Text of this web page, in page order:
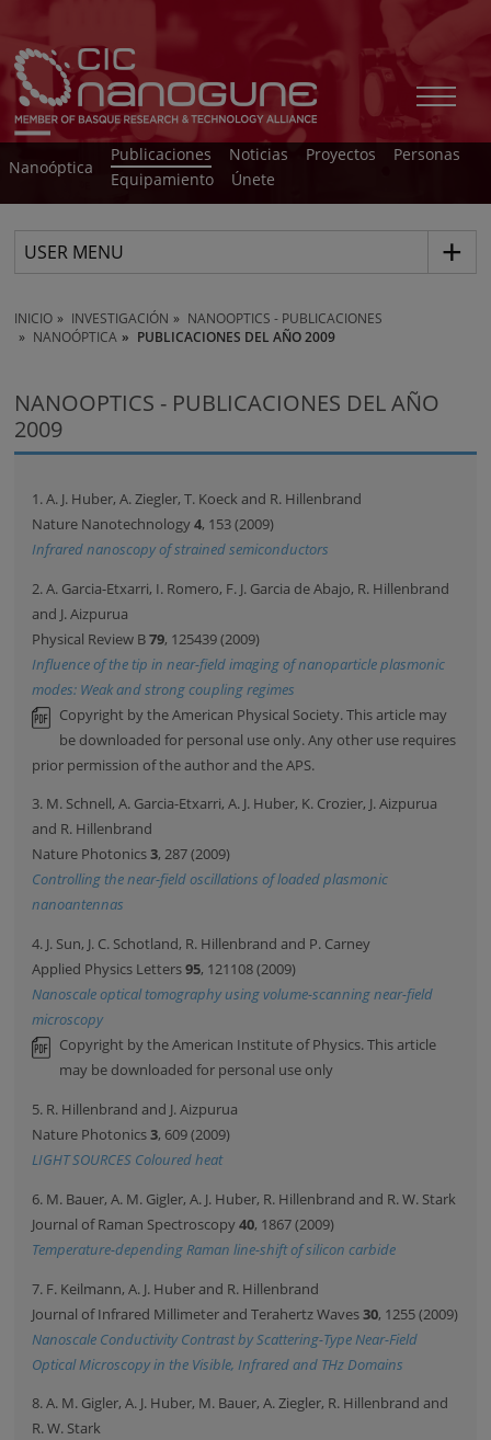
Nanoóptica
Publicaciones Noticias Proyectos
Personas
Equipamiento
Únete
USER MENU
INICIO INVESTIGACIÓN
NANOOPTICS - PUBLICACIONES
NANOÓPTICA
PUBLICACIONES DEL AÑO 2009
NANOOPTICS - PUBLICACIONES DEL AÑO
2009
1. A. J. Huber, A. Ziegler, T. Koeck and R. Hillenbrand
Nature Nanotechnology4, 153 (2009)
Infrared nanoscopy of strained semiconductors
2. A. Garcia-Etxarri, I. Romero, F. J. Garcia de Abajo, R. Hillenbrand
and J. Aizpurua
Physical Review B79, 125439 (2009)
Influence of the tip in near-field imaging of nanoparticle plasmonic
modes: Weak and strong coupling regimes
Copyright by the American Physical Society. This article may
be downloaded for personal use only. Any other use requires
prior permission of the author and the APS.
3. M. Schnell, A. Garcia-Etxarri, A. J. Huber, K. Crozier, J. Aizpurua
and R. Hillenbrand
Nature Photonics3, 287 (2009)
Controlling the near-field oscillations of loaded plasmonic
nanoantennas
4. J. Sun, J. C. Schotland, R. Hillenbrand and P. Carney
Applied Physics Letters95, 121108 (2009)
Nanoscale optical tomography using volume-scanning near-field
microscopy
Copyright by the American Institute of Physics. This article
may be downloaded for personal use only
5. R. Hillenbrand and J. Aizpurua
Nature Photonics3, 609 (2009)
LIGHT SOURCES Coloured heat
6. M. Bauer, A. M. Gigler, A. J. Huber, R. Hillenbrand and R. W. Stark
Journal of Raman Spectroscopy40, 1867 (2009)
Temperature-depending Raman line-shift of silicon carbide
7. F. Keilmann, A. J. Huber and R. Hillenbrand
Journal of Infrared Millimeter and Terahertz Waves30, 1255 (2009)
Nanoscale Conductivity Contrast by Scattering-Type Near-Field
Optical Microscopy in the Visible, Infrared and THz Domains
8. A. M. Gigler, A. J. Huber, M. Bauer, A. Ziegler, R. Hillenbrand and
R. W. Stark